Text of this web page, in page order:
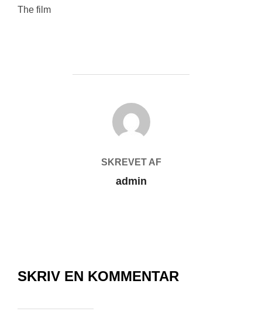
The film
FORFATTER
SKREVET AF
admin
SKRIV EN KOMMENTAR